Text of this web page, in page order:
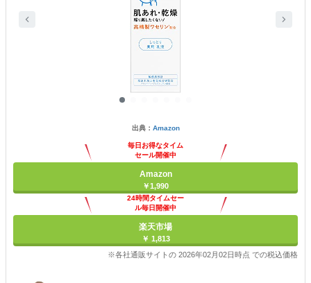
出典： Amazon
毎日お得なタイム
セール開催中
Amazon
￥1,990
24時間タイムセー
ル毎日開催中
楽天市場
￥ 1,813
※各社通販サイトの 2026年02月02日時点 での税込価格